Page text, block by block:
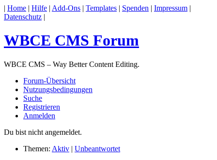
| Home | Hilfe | Add-Ons | Templates | Spenden | Impressum |
Datenschutz |
WBCE CMS Forum
WBCE CMS – Way Better Content Editing.
Forum-Übersicht
Nutzungsbedingungen
Suche
Registrieren
Anmelden
Du bist nicht angemeldet.
Themen: Aktiv | Unbeantwortet